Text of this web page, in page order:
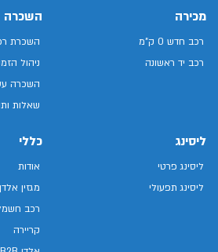
מכירה
רכב חדש 0 ק"מ
רכב יד ראשונה
השכרה
השכרת
ניהול
השכרה
שאלות
ליסינג
ליסינג פרטי
ליסינג תפעולי
כללי
אודות
מגזין אלדן
רכב
קריירה